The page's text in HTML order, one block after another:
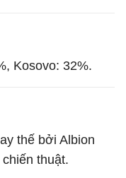
Kosovo: 32%.
thế bởi Albion
thuật.